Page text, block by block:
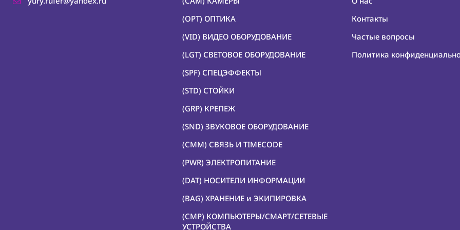
(OPT) ОПТИКА
(VID) ВИДЕО ОБОРУДОВАНИЕ
(LGT) СВЕТОВОЕ ОБОРУДОВАНИЕ
(SPF) СПЕЦЭФФЕКТЫ
(STD) СТОЙКИ
(GRP) КРЕПЕЖ
(SND) ЗВУКОВОЕ ОБОРУДОВАНИЕ
(CMM) СВЯЗЬ И TIMECODE
(PWR) ЭЛЕКТРОПИТАНИЕ
(DAT) НОСИТЕЛИ ИНФОРМАЦИИ
(BAG) ХРАНЕНИЕ и ЭКИПИРОВКА
(CMP) КОМПЬЮТЕРЫ/СМАРТ/СЕТЕВЫЕ
УСТРОЙСТВА
Контакты
Частые вопросы
Политика